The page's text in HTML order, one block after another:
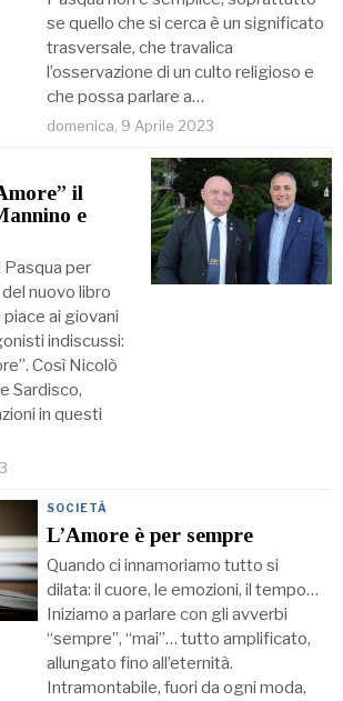
se quello che si cerca è un significato
trasversale, che travalica
l’osservazione di un culto religioso e
che possa parlare a…
domenica, 9 Aprile 2023
il
e
Pasqua per
nuovo libro
ai giovani
indiscussi:
Così Nicolò
Sardisco,
in questi
SOCIETÀ
L’Amore è per sempre
Quando ci innamoriamo tutto si
dilata: il cuore, le emozioni, il tempo…
Iniziamo a parlare con gli avverbi
“sempre”, “mai”… tutto amplificato,
allungato fino all’eternità.
Intramontabile, fuori da ogni moda,